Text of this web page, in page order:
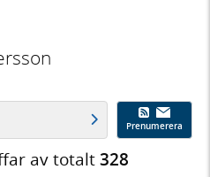
Prenumerera
av totalt328